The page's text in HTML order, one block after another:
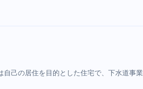
己の居住を目的とした住宅で、下水道事業